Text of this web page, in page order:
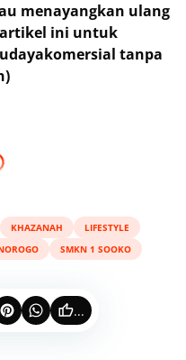
menayangkan ulang
ini untuk
tanpa
KHAZANAH
LIFESTYLE
SMKN 1 SOOKO
...